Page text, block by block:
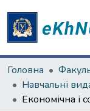
Головна